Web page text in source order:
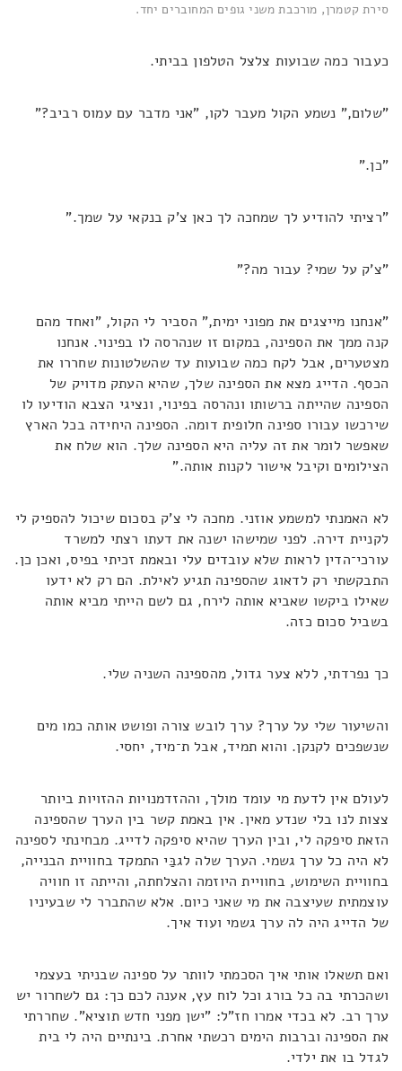
סירת קטמרן, מורכבת משני גופים המחוברים יחד.
כעבור כמה שבועות צלצל הטלפון בביתי.
"שלום," נשמע הקול מעבר לקו, "אני מדבר עם עמוס רביב?"
"כן."
"רציתי להודיע לך שמחכה לך כאן צ'ק בנקאי על שמך."
"צ'ק על שמי? עבור מה?"
"אנחנו מייצגים את מפוני ימית," הסביר לי הקול, "ואחד מהם
קנה ממך את הספינה, במקום זו שנהרסה לו בפינוי. אנחנו
מצטערים, אבל לקח כמה שבועות עד שהשלטונות שחררו את
הכסף. הדייג מצא את הספינה שלך, שהיא העתק מדויק של
הספינה שהייתה ברשותו ונהרסה בפינוי, ונציגי הצבא הודיעו לו
שירכשו עבורו ספינה חלופית דומה. הספינה היחידה בכל הארץ
שאפשר לומר את זה עליה היא הספינה שלך. הוא שלח את
הצילומים וקיבל אישור לקנות אותה."
לא האמנתי למשמע אוזני. מחכה לי צ'ק בסכום שיכול להספיק לי
לקניית דירה. לפני שמישהו ישנה את דעתו רצתי למשרד
עורכי־הדין לראות שלא עובדים עלי ובאמת זכיתי בפיס, ואכן כן.
התבקשתי רק לדאוג שהספינה תגיע לאילת. הם רק לא ידעו
שאילו ביקשו שאביא אותה לירח, גם לשם הייתי מביא אותה
בשביל סכום כזה.
כך נפרדתי, ללא צער גדול, מהספינה השניה שלי.
והשיעור שלי על ערך? ערך לובש צורה ופושט אותה כמו מים
שנשפכים לקנקן. והוא תמיד, אבל ת־מיד, יחסי.
לעולם אין לדעת מי עומד מולך, וההזדמנויות ההזויות ביותר
צצות לנו בלי שנדע מאין. אין באמת קשר בין הערך שהספינה
הזאת סיפקה לי, ובין הערך שהיא סיפקה לדייג. מבחינתי לספינה
לא היה כל ערך גשמי. הערך שלה לגבַּי התמקד בחוויית הבנייה,
בחוויית השימוש, בחוויית היוזמה והצלחתה, והייתה זו חוויה
עוצמתית שעיצבה את מי שאני כיום. אלא שהתברר לי שבעיניו
של הדייג היה לה ערך גשמי ועוד איך.
ואם תשאלו אותי איך הסכמתי לוותר על ספינה שבניתי בעצמי
ושהכרתי בה כל בורג וכל לוח עץ, אענה לכם כך: גם לשחרור יש
ערך רב. לא בכדי אמרו חז"ל: "ישן מפני חדש תוציא". שחררתי
את הספינה וברבות הימים רכשתי אחרת. בינתיים היה לי בית
לגדל בו את ילדי.